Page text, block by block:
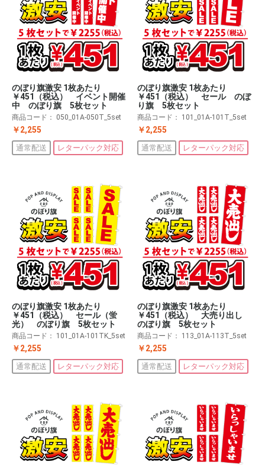
のぼり旗激安 1枚あたり
￥451（税込） イベント開催
中 のぼり旗 5枚セット
商品コード： 050_01A-050T_5set
￥2,255
通常配送 レターパック対応
のぼり旗激安 1枚あたり
￥451（税込） セール のぼ
り旗 5枚セット
商品コード： 101_01A-101T_5set
￥2,255
通常配送 レターパック対応
のぼり旗激安 1枚あたり
￥451（税込） セール（蛍
光） のぼり旗 5枚セット
商品コード： 101_01A-101TK_5set
￥2,255
通常配送 レターパック対応
のぼり旗激安 1枚あたり
￥451（税込） 大売り出し
のぼり旗 5枚セット
商品コード： 113_01A-113T_5set
￥2,255
通常配送 レターパック対応